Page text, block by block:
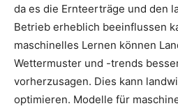
da es die Ernteerträge und den
Betrieb erheblich beeinflussen
maschinelles Lernen können
Wettermuster und -trends
vorherzusagen. Dies kann
optimieren. Modelle für